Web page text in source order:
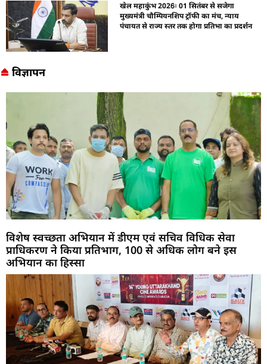
खेल महाकुंभ 2026ः 01 सितंबर से सजेगा
मुख्यमंत्री चौम्पियनशिप ट्रॉफी का मंच, न्याय
पंचायत से राज्य स्तर तक होगा प्रतिभा का प्रदर्शन
विज्ञापन
विशेष स्वच्छता अभियान में डीएम एवं सचिव विधिक सेवा
प्राधिकरण ने किया प्रतिभाग, 100 से अधिक लोग बने इस
अभियान का हिस्सा